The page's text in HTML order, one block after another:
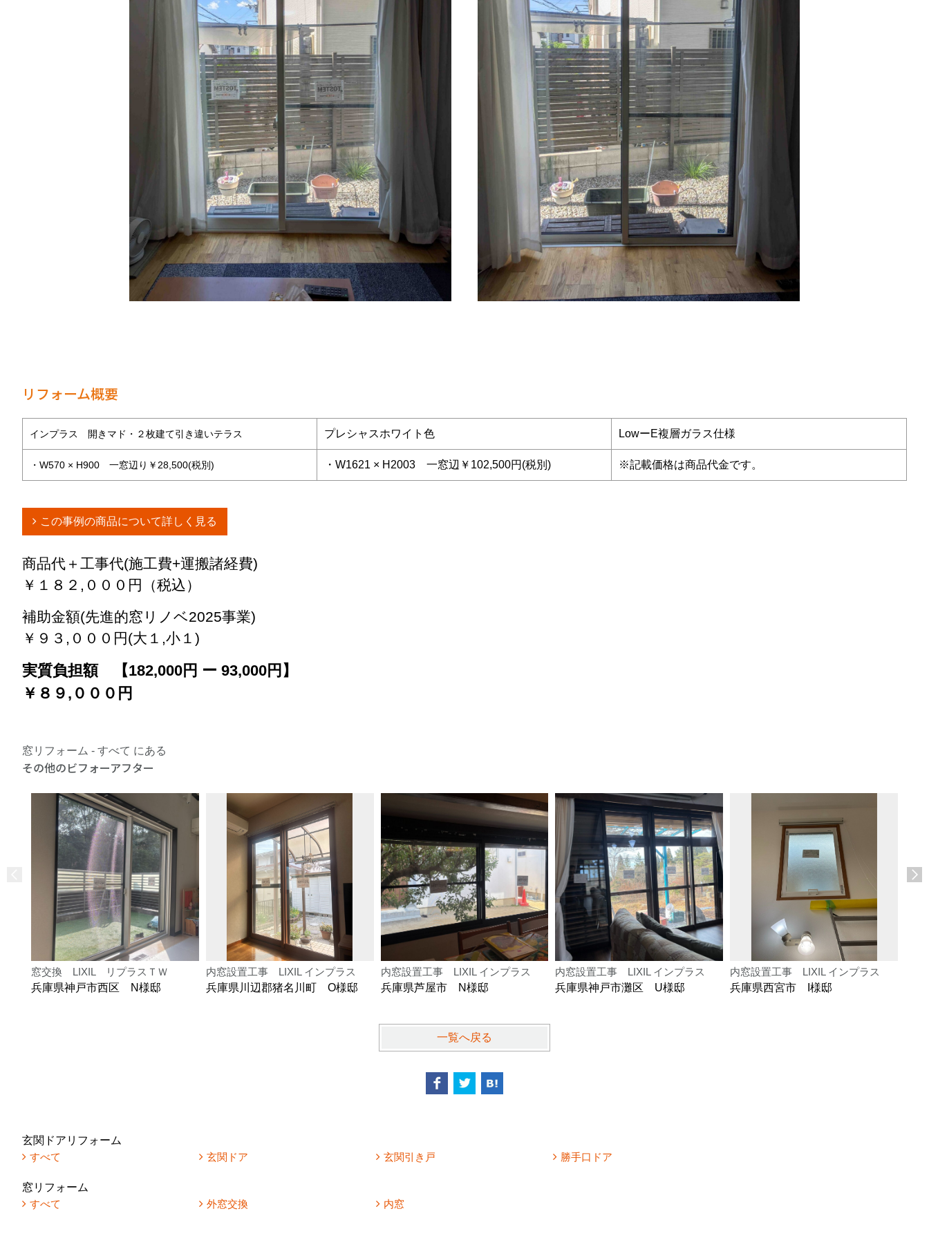
リフォーム概要
インプラス 開きマド・２枚建て引き違いテラス プレシャスホワイト色 LowーE複層ガラス仕様
・W570 × H900 一窓辺り￥28,500(税別) ・W1621 × H2003 一窓辺￥102,500円(税別) ※記載価格は商品代金です。
この事例の商品について詳しく見る
商品代＋工事代(施工費+運搬諸経費)
￥１８２,０００円（税込）
補助金額(先進的窓リノベ2025事業)
￥９３,０００円(大１,小１)
実質負担額 【182,000円 ー 93,000円】
￥８９,０００円
窓リフォーム - すべて にある
その他のビフォーアフター
窓交換 LIXIL リプラスＴＷ
兵庫県神戸市西区 N様邸
内窓設置工事 LIXIL インプラス
兵庫県川辺郡猪名川町 O様邸
内窓設置工事 LIXIL インプラス
兵庫県芦屋市 N様邸
内窓設置工事 LIXIL インプラス
兵庫県神戸市灘区 U様邸
内窓設置工事 LIXIL インプラス
兵庫県西宮市 I様邸
一覧へ戻る
玄関ドアリフォーム
すべて
玄関ドア 玄関引き戸 勝手口ドア
窓リフォーム
すべて
外窓交換 内窓